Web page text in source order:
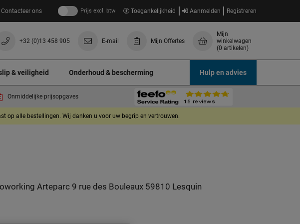
Contacteer ons Prijs excl. btw Toegankelijkheid Aanmelden Registreren
+32 (0)13 458 905 E-mail Mijn Offertes
Mijn
winkelwagen
(0 artikelen)
& veiligheid Onderhoud & bescherming Hulp en advies
Onmiddelijke prijsopgaves
op alle bestellingen. Wij danken u voor uw begrip en vertrouwen.
Arteparc 9 rue des Bouleaux 59810 Lesquin